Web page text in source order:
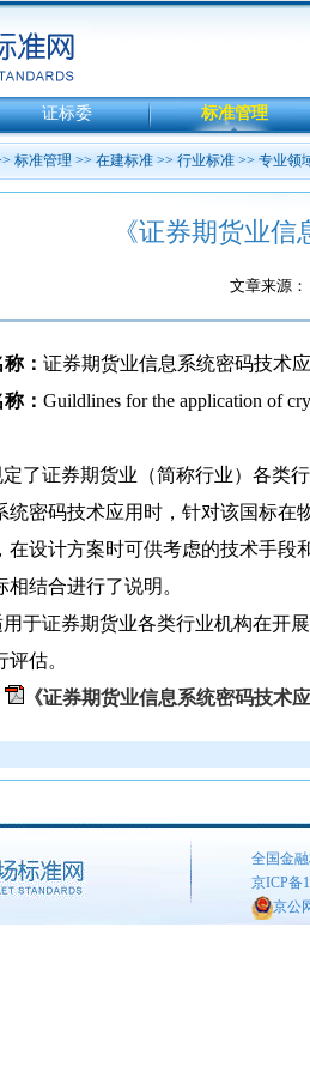
证标委 标准管理
标准管理 >> 在建标准 >> 行业标准 >> 专业领
《证券期货业
文章来源：
： 证券期货业信息系统密码技术
： Guildlines for the application of
了证券期货业（简称行业）各类
统密码技术应用时，针对该国标在
在设计方案时可供考虑的技术手段
结合进行了说明。
于证券期货业各类行业机构在开
估。
《证券期货业信息系统密码技术
全国金
京ICP备
京公